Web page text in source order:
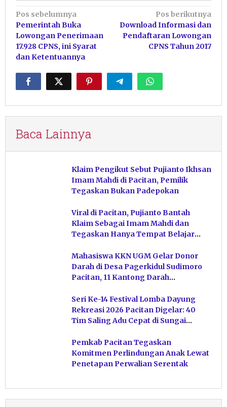
Navigasi
pos
Pos sebelumnya
Pemerintah Buka
Lowongan Penerimaan
17.928 CPNS, ini Syarat
dan Ketentuannya
Pos berikutnya
Download Informasi dan
Pendaftaran Lowongan
CPNS Tahun 2017
Baca Lainnya
Klaim Pengikut Sebut Pujianto Ikhsan
Imam Mahdi di Pacitan, Pemilik
Tegaskan Bukan Padepokan
Viral di Pacitan, Pujianto Bantah
Klaim Sebagai Imam Mahdi dan
Tegaskan Hanya Tempat Belajar
Mahasiswa KKN UGM Gelar Donor
Darah di Desa Pagerkidul Sudimoro
Pacitan, 11 Kantong Darah
Seri Ke-14 Festival Lomba Dayung
Rekreasi 2026 Pacitan Digelar: 40
Tim Saling Adu Cepat di Sungai
Pemkab Pacitan Tegaskan
Komitmen Perlindungan Anak Lewat
Penetapan Perwalian Serentak